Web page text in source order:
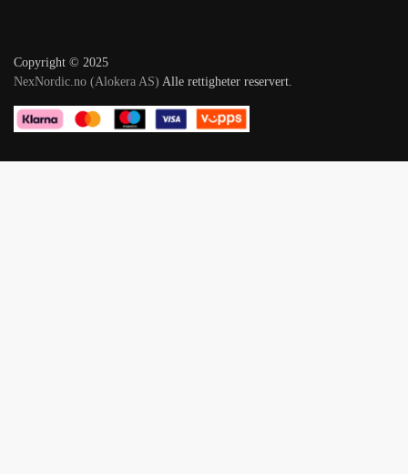
Copyright © 2025
NexNordic.no (Alokera AS) Alle rettigheter reservert.